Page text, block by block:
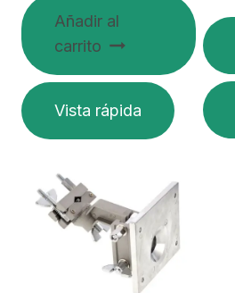
Añadir al
carrito
Vista rápida